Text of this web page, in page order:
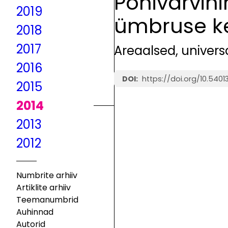
2019
2018
2017
2016
2015
2014
2013
2012
Numbrite arhiiv
Artiklite arhiiv
Teemanumbrid
Auhinnad
Autorid
ümbruse
Areaalsed,
https://doi.org/